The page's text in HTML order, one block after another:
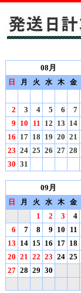
08月
日 月 火 水 木 金
2
3 4 5 6 7
9 10 11 12 13 14
16 17 18 19 20 21
23 24 25 26 27 28
30 31
09月
日 月 火 水 木 金
1 2 3 4
6
7 8 9 10 11
13 14 15 16 17 18
20 21 22 23 24 25
27 28 29 30